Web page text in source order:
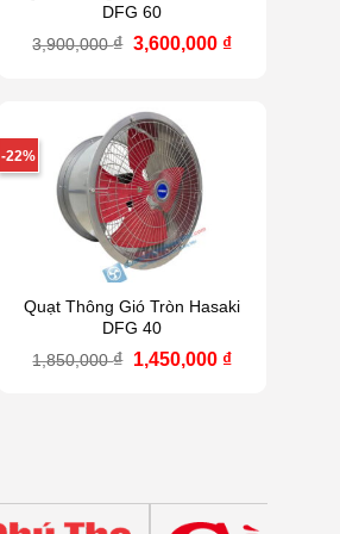
DFG 60
3,900,000₫ Giá
3,600,000 ₫Giá
-22%
Quạt Thông Gió Tròn Hasaki
DFG 40
1,850,000₫ Giá
1,450,000 ₫Giá